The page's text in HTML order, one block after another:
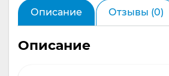
Описание Отзывы (0)
Описание